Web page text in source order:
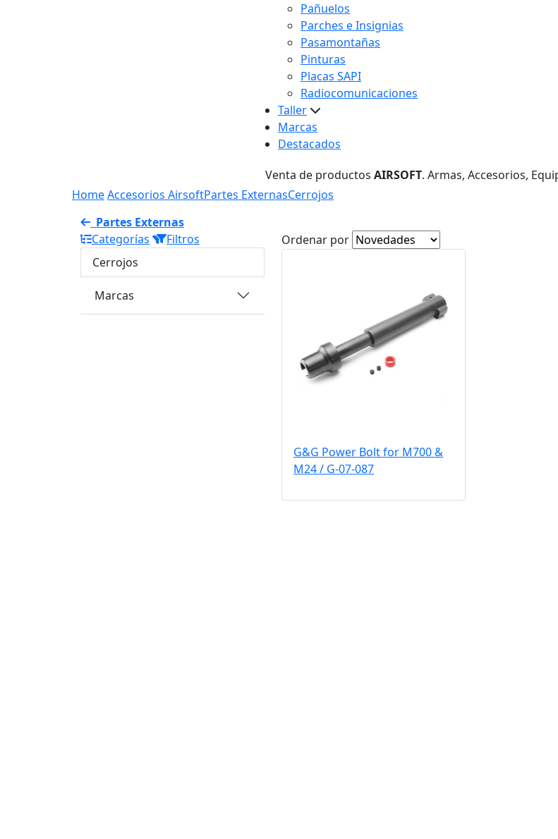
Pañuelos
Parches e Insignias
Pasamontañas
Pinturas
Placas SAPI
Radiocomunicaciones
Taller
Marcas
Destacados
Venta de productos AIRSOFT. Armas, Accesorios,
HomeAccesorios AirsoftPartes ExternasCerrojos
Partes Externas
Categorías
Filtros
Cerrojos
Marcas
Ordenar por
G&G Power Bolt for M700 &
M24 / G-07-087